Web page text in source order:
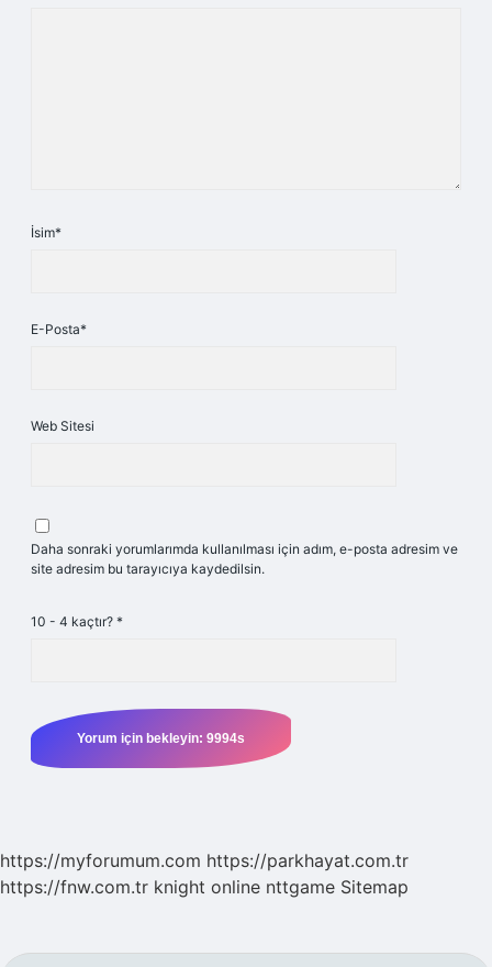
İsim*
E-Posta*
Web Sitesi
Daha sonraki yorumlarımda kullanılması için adım, e-posta adresim ve
site adresim bu tarayıcıya kaydedilsin.
10 - 4 kaçtır? *
https://myforumum.com https://parkhayat.com.tr
https://fnw.com.tr knight online nttgame Sitemap